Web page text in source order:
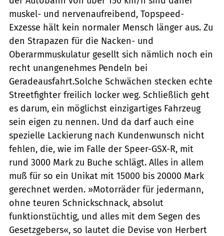
muskel- und nervenaufreibend, Topspeed-
Exzesse hält kein normaler Mensch länger aus. Zu
den Strapazen für die Nacken- und
Oberarmmuskulatur gesellt sich nämlich noch ein
recht unangenehmes Pendeln bei
Geradeausfahrt.Solche Schwächen stecken echte
Streetfighter freilich locker weg. Schließlich geht
es darum, ein möglichst einzigartiges Fahrzeug
sein eigen zu nennen. Und da darf auch eine
spezielle Lackierung nach Kundenwunsch nicht
fehlen, die, wie im Falle der Speer-GSX-R, mit
rund 3000 Mark zu Buche schlägt. Alles in allem
muß für so ein Unikat mit 15000 bis 20000 Mark
gerechnet werden. »Motorräder für jedermann,
ohne teuren Schnickschnack, absolut
funktionstüchtig, und alles mit dem Segen des
Gesetzgebers«, so lautet die Devise von Herbert